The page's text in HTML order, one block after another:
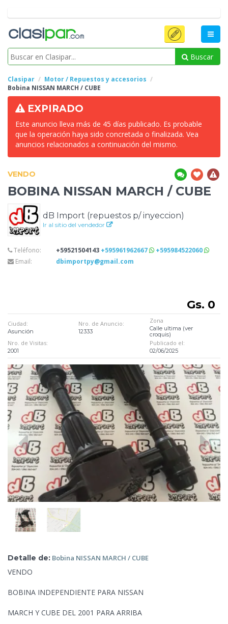
Buscar
Clasipar
Motor / Repuestos y accesorios
Bobina NISSAN MARCH / CUBE
EXPIRADO
Este anuncio lleva más de 45 días publicado. Es probable
que la operación haya sido concretada o finalizada. Vea
anuncios relacionados a continuación del mismo.
VENDO
BOBINA NISSAN MARCH / CUBE
dB Import (repuestos p/ inyeccion)
Ir al sitio del vendedor
Teléfono: +59521504143 +595961962667
+595984522060
Email:
dbimportpy@gmail.com
Gs. 0
Ciudad:
Asunción
Nro. de Anuncio:
12333
Zona
Calle ultima (ver
croquis)
Nro. de Visitas:
2001
Publicado el:
02/06/2025
Detalle de: Bobina NISSAN MARCH / CUBE
VENDO
BOBINA INDEPENDIENTE PARA NISSAN
MARCH Y CUBE DEL 2001 PARA ARRIBA